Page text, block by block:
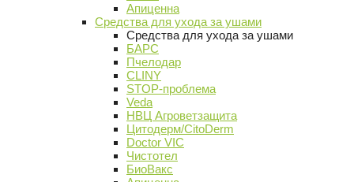
Апиценна
Средства для ухода за ушами
Средства для ухода за ушами
БАРС
Пчелодар
CLINY
STOP-проблема
Veda
НВЦ Агроветзащита
Цитодерм/CitoDerm
Doctor VIC
Чистотел
БиоВакс